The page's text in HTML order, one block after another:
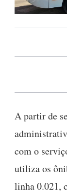
A partir de
com o
utiliza os
linha 0.021,